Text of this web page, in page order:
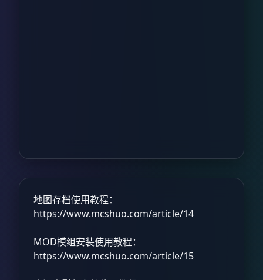
地图存档使用教程：
https://www.mcshuo.com/article/14
MOD模组安装使用教程：
https://www.mcshuo.com/article/15